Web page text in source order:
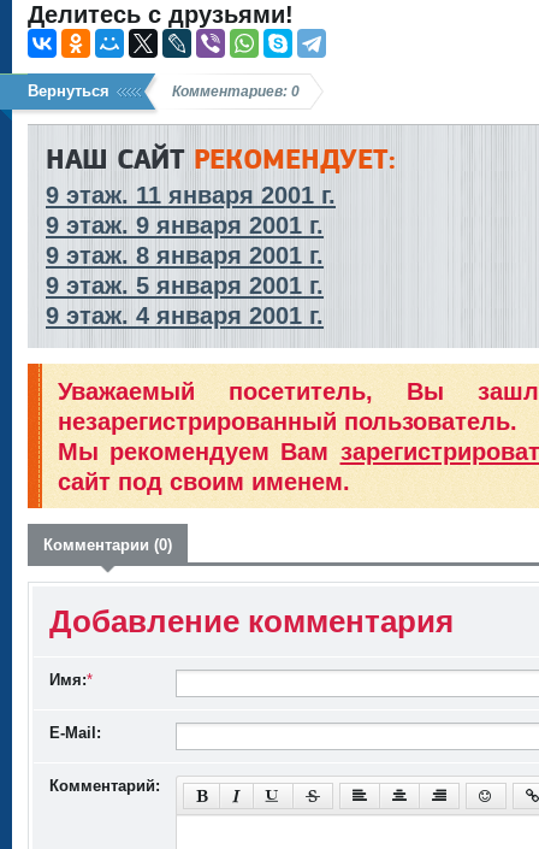
Делитесь с друзьями!
Вернуться Комментариев: 0
НАШ САЙТРЕКОМЕНДУЕТ:
9 этаж. 11 января 2001 г.
9 этаж. 9 января 2001 г.
9 этаж. 8 января 2001 г.
9 этаж. 5 января 2001 г.
9 этаж. 4 января 2001 г.
Уважаемый посетитель, Вы
незарегистрированный пользователь.
Мы рекомендуем Вам
сайт под своим именем.
Комментарии (0)
Добавление комментария
Имя:*
E-Mail:
Комментарий: